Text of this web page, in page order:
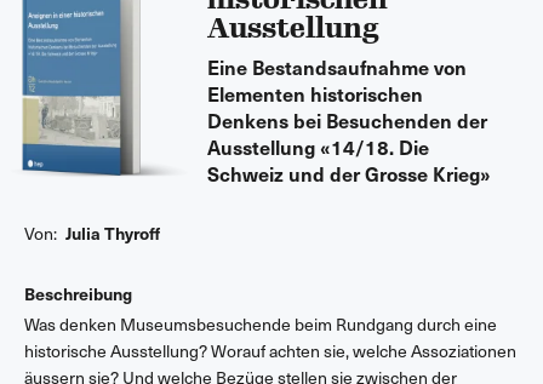
Ausstellung
Eine Bestandsaufnahme von
Elementen historischen
Denkens bei Besuchenden der
Ausstellung «14/18. Die
Schweiz und der Grosse Krieg»
Von: Julia Thyroff
Beschreibung
Was denken Museumsbesuchende beim Rundgang durch eine
historische Ausstellung? Worauf achten sie, welche Assoziationen
äussern sie? Und welche Bezüge stellen sie zwischen der